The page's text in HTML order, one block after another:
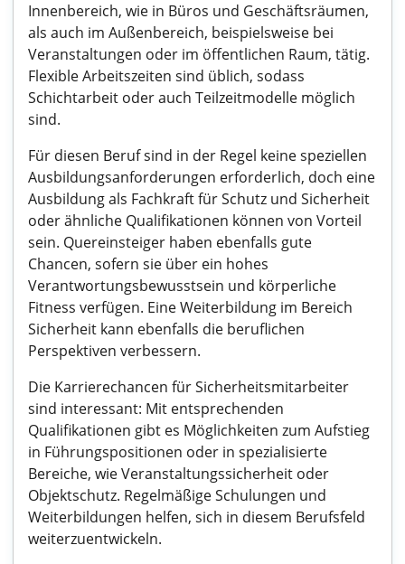
Innenbereich, wie in Büros und Geschäftsräumen,
als auch im Außenbereich, beispielsweise bei
Veranstaltungen oder im öffentlichen Raum, tätig.
Flexible Arbeitszeiten sind üblich, sodass
Schichtarbeit oder auch Teilzeitmodelle möglich
sind.
Für diesen Beruf sind in der Regel keine speziellen
Ausbildungsanforderungen erforderlich, doch eine
Ausbildung als Fachkraft für Schutz und Sicherheit
oder ähnliche Qualifikationen können von Vorteil
sein. Quereinsteiger haben ebenfalls gute
Chancen, sofern sie über ein hohes
Verantwortungsbewusstsein und körperliche
Fitness verfügen. Eine Weiterbildung im Bereich
Sicherheit kann ebenfalls die beruflichen
Perspektiven verbessern.
Die Karrierechancen für Sicherheitsmitarbeiter
sind interessant: Mit entsprechenden
Qualifikationen gibt es Möglichkeiten zum Aufstieg
in Führungspositionen oder in spezialisierte
Bereiche, wie Veranstaltungssicherheit oder
Objektschutz. Regelmäßige Schulungen und
Weiterbildungen helfen, sich in diesem Berufsfeld
weiterzuentwickeln.